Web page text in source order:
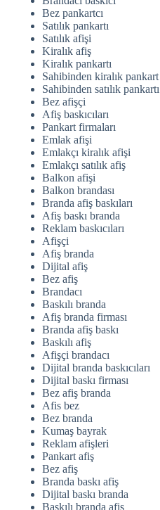
Bez pankartcı
Satılık pankartı
Satılık afişi
Kiralık afiş
Kiralık pankartı
Sahibinden kiralık pankart
Sahibinden satılık pankartı
Bez afişçi
Afiş baskıcıları
Pankart firmaları
Emlak afişi
Emlakçı kiralık afişi
Emlakçı satılık afiş
Balkon afişi
Balkon brandası
Branda afiş baskıları
Afiş baskı branda
Reklam baskıcıları
Afişçi
Afiş branda
Dijital afiş
Bez afiş
Brandacı
Baskılı branda
Afiş branda firması
Branda afiş baskı
Baskılı afiş
Afişçi brandacı
Dijital branda baskıcıları
Dijital baskı firması
Bez afiş branda
Afis bez
Bez branda
Kumaş bayrak
Reklam afişleri
Pankart afiş
Bez afiş
Branda baskı afiş
Dijital baskı branda
Baskılı branda afiş